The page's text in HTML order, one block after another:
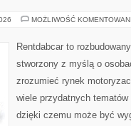
MOŻLIWOŚĆ
Rentdabcar to
stworzony z myślą o
zrozumieć rynek
wiele przydatnych
dzięki czemu może być